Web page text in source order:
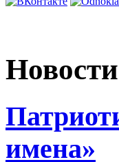
Новости
имена»